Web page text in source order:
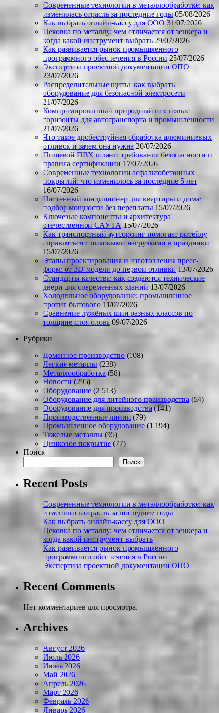
Современные технологии в металлообработке: как
изменилась отрасль за последние годы 05/08/2026
Как выбрать онлайн-кассу для ООО 31/07/2026
Цековка по металлу: чем отличается от зенкера и
когда какой инструмент выбрать 29/07/2026
Как развивается рынок промышленного
программного обеспечения в России 25/07/2026
Экспертиза проектной документации ОПО
23/07/2026
Распределительные щиты: как выбрать
оборудование для безопасной электросети
21/07/2026
Компримированный природный газ: новые
горизонты для автотранспорта и промышленности
21/07/2026
Что такое дробеструйная обработка алюминиевых
отливок и зачем она нужна 20/07/2026
Пищевой ПВХ шланг: требования безопасности и
правила сертификации 17/07/2026
Современные технологии асфальтобетонных
покрытий: что изменилось за последние 5 лет
16/07/2026
Настенный кондиционер для квартиры и дома:
подбор мощности без переплаты 15/07/2026
Ключевые компоненты и архитектура
отечественной САУ ГА 15/07/2026
Как транспортный аутсорсинг помогает ритейлу
справляться с пиковыми нагрузками в праздники
15/07/2026
Этапы проектирования и изготовления пресс-
форм: от 3D-модели до первой отливки 13/07/2026
Стандарты качества: как создаются технические
двери для современных зданий 13/07/2026
Холодильное оборудование: промышленное
против бытового 11/07/2026
Сравнение лужёных шин разных классов по
толщине слоя олова 09/07/2026
Рубрики
Доменное производство (108)
Легкие металлы (238)
Металлообработка (58)
Новости (295)
Оборудование (2 513)
Оборудование для литейного производства (54)
Оборудование для производства(141)
Производственные линии (79)
Промышленное оборудование (1 194)
Тяжелые металлы (95)
Цинковое покрытие (77)
Поиск
Поиск
Recent Posts
Современные технологии в металлообработке: как
изменилась отрасль за последние годы
Как выбрать онлайн-кассу для ООО
Цековка по металлу: чем отличается от зенкера и
когда какой инструмент выбрать
Как развивается рынок промышленного
программного обеспечения в России
Экспертиза проектной документации ОПО
Recent Comments
Нет комментариев для просмотра.
Archives
Август 2026
Июль 2026
Июнь 2026
Май 2026
Апрель 2026
Март 2026
Февраль 2026
Январь 2026